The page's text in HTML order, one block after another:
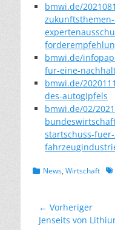
bmwi.de/
bmwi.de/
fur-eine-
bmwi.de/
des-autogipfels
bmwi.de/02/
startschuss-
Kategorien
News, Wirtschaft
← Vorheriger
Vorheriger
Jenseits von